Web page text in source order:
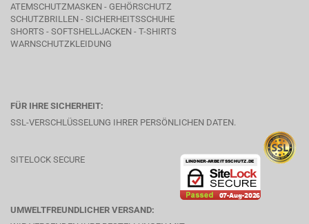
ATEMSCHUTZMASKEN - GEHÖRSCHUTZ
SCHUTZBRILLEN - SICHERHEITSSCHUHE
SHORTS - SOFTSHELLJACKEN - T-SHIRTS
WARNSCHUTZKLEIDUNG
FÜR IHRE SICHERHEIT:
SSL-VERSCHLÜSSELUNG IHRER PERSÖNLICHEN DATEN.
SITELOCK SECURE
UMWELTFREUNDLICHER VERSAND: